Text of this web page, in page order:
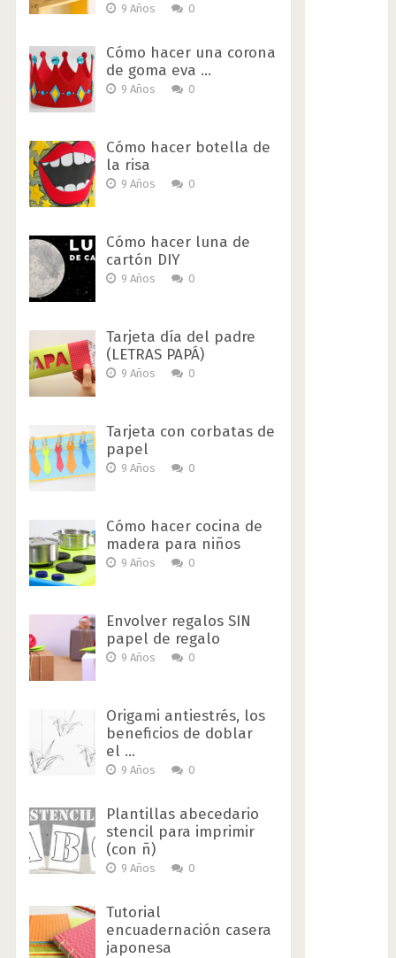
9 Años 0
Cómo hacer una corona
de goma eva …
9 Años 0
Cómo hacer botella de
la risa
9 Años 0
Cómo hacer luna de
cartón DIY
9 Años 0
Tarjeta día del padre
(LETRAS PAPÁ)
9 Años 0
Tarjeta con corbatas de
papel
9 Años 0
Cómo hacer cocina de
madera para niños
9 Años 0
Envolver regalos SIN
papel de regalo
9 Años 0
Origami antiestrés, los
beneficios de doblar
el …
9 Años 0
Plantillas abecedario
stencil para imprimir
(con ñ)
9 Años 0
Tutorial
encuadernación casera
japonesa